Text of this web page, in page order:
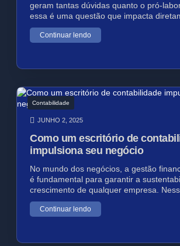
geram tantas dúvidas quanto o pró-
essa é uma questão que impacta
Continuar lendo
Contabilidade
JUNHO 2, 2025
Como um escritório de
impulsiona seu negócio
No mundo dos negócios, a gestão
é fundamental para garantir a
crescimento de qualquer empresa.
Continuar lendo